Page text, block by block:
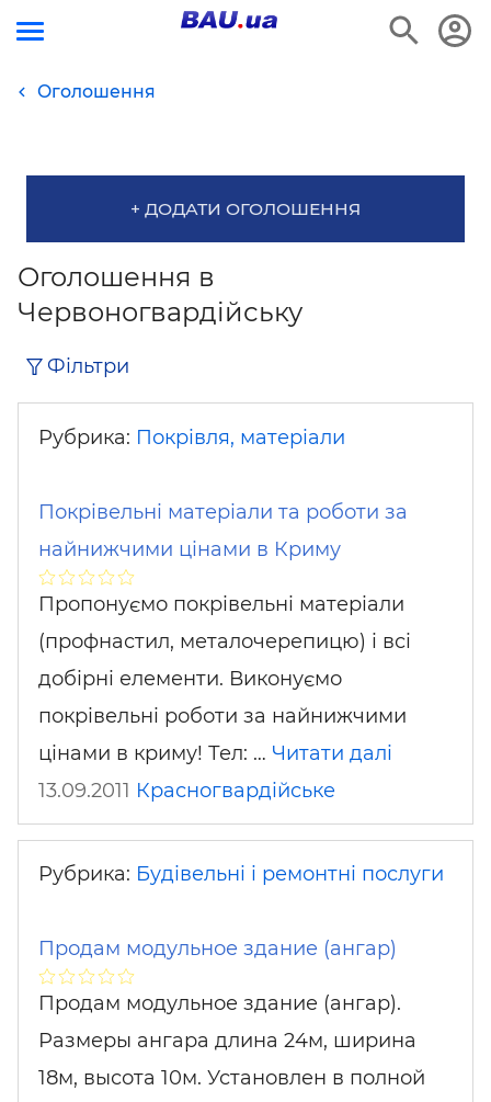
Оголошення
+ ДОДАТИ ОГОЛОШЕННЯ
Оголошення в
Червоногвардійську
Фільтри
Рубрика: Покрівля, матеріали
Покрівельні матеріали та роботи за
найнижчими цінами в Криму
Пропонуємо покрівельні матеріали
(профнастил, металочерепицю) і всі
добірні елементи. Виконуємо
покрівельні роботи за найнижчими
цінами в криму! Тел: … Читати далі
13.09.2011 Красногвардійське
Рубрика: Будівельні і ремонтні послуги
Продам модульное здание (ангар)
Продам модульное здание (ангар).
Размеры ангара длина 24м, ширина
18м, высота 10м. Установлен в полной